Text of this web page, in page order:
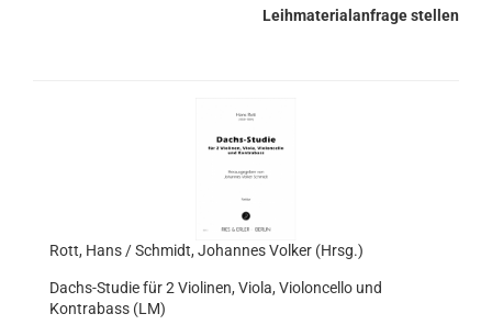
Leihmaterialanfrage stellen
Rott, Hans / Schmidt, Johannes Volker (Hrsg.)
Dachs-Studie für 2 Violinen, Viola, Violoncello und
Kontrabass (LM)